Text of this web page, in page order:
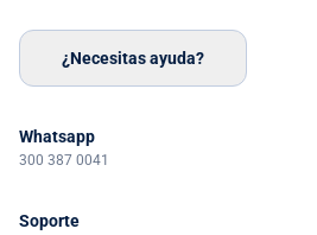
¿Necesitas ayuda?
Whatsapp
300 387 0041
Soporte